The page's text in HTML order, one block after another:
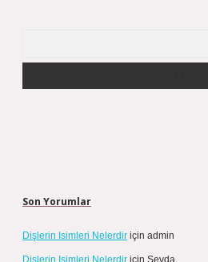
Son Yorumlar
Dişlerin Isimleri Nelerdir için admin
Dişlerin Isimleri Nelerdir için Sevda